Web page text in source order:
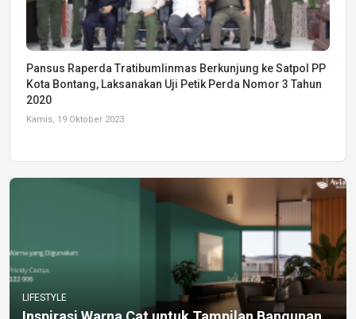
Pansus Raperda Tratibumlinmas Berkunjung ke Satpol PP
Kota Bontang, Laksanakan Uji Petik Perda Nomor 3 Tahun
2020
Kamis, 19 Oktober 2023
LIFESTYLE